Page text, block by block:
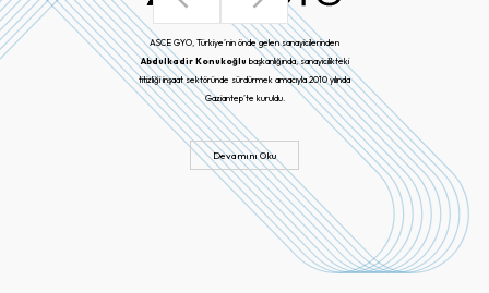
ASCE GYO, Türkiye’nin önde gelen sanayicilerinden
Abdulkadir Konukoğlu başkanlığında, sanayicilikteki
titizliği inşaat sektöründe sürdürmek amacıyla 2010 yılında
Gaziantep’te kuruldu.
Devamını Oku